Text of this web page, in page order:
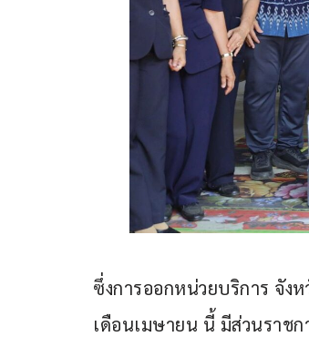
ซึ่งการออกหน่วยบริการ จัง
เดือนเมษายน นี้ มีส่วนราช